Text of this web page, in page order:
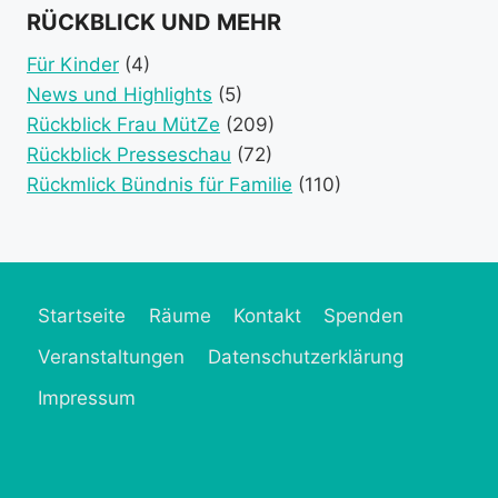
event
event
event
RÜCKBLICK UND MEHR
Für Kinder (4)
News und Highlights (5)
Rückblick Frau MütZe (209)
Rückblick Presseschau (72)
Rückmlick Bündnis für Familie (110)
Startseite Räume Kontakt
Spenden
Veranstaltungen
Datenschutzerklärung
Impressum